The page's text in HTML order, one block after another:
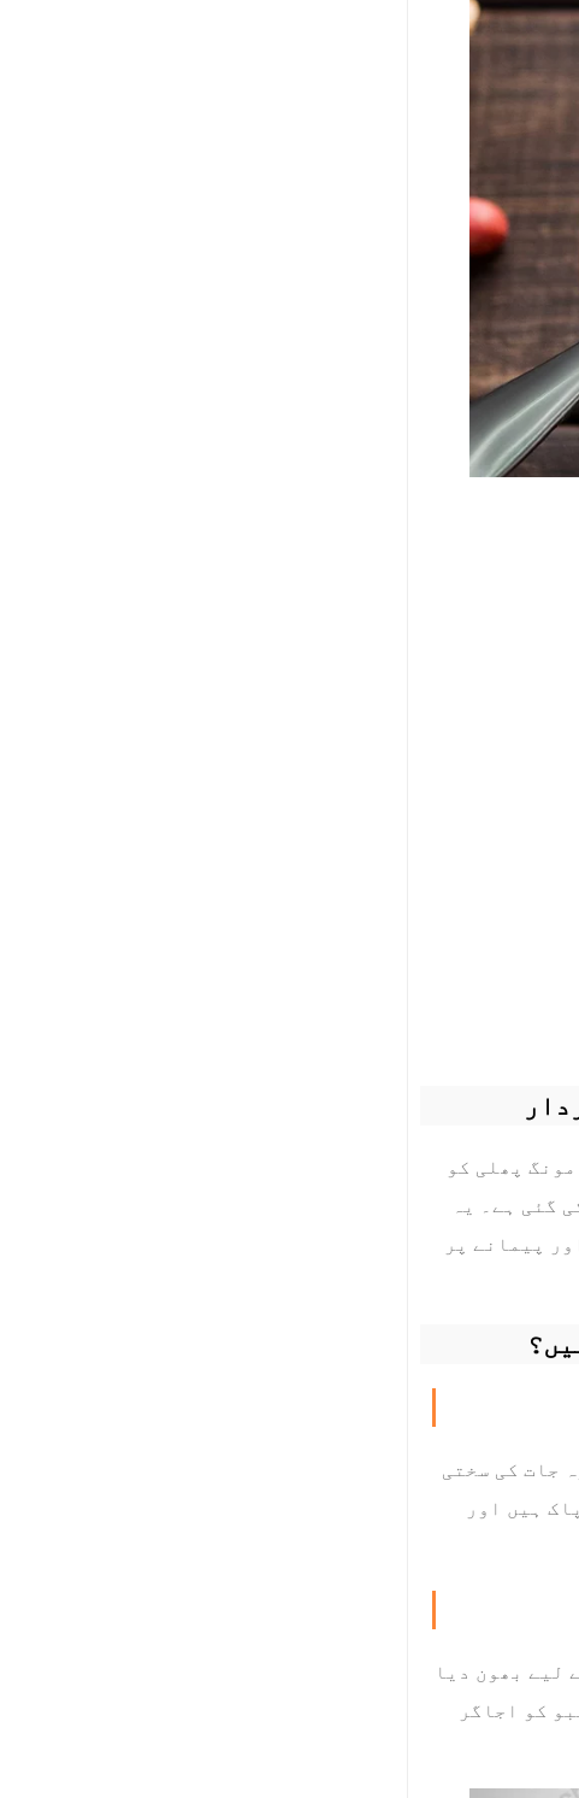
پھلی کو
گئی ہے۔ یہ
پیمانے پر
جات کی سختی
ہیں اور
لیے بھون دیا
کو اجاگر